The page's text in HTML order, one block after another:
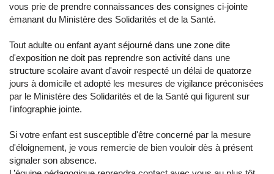
vous prie de prendre connaissances des consignes ci-jointe
émanant du Ministère des Solidarités et de la Santé.
Tout adulte ou enfant ayant séjourné dans une zone dite
d'exposition ne doit pas reprendre son activité dans une
structure scolaire avant d'avoir respecté un délai de quatorze
jours à domicile et adopté les mesures de vigilance préconisées
par le Ministère des Solidarités et de la Santé qui figurent sur
l'infographie jointe.
Si votre enfant est susceptible d'être concerné par la mesure
d'éloignement, je vous remercie de bien vouloir dès à présent
signaler son absence.